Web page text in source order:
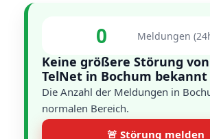
0 Meldungen
Keine größere Störung von
TelNet in Bochum bekannt
Die Anzahl der Meldungen in
normalen Bereich.
🚨 Störung melden